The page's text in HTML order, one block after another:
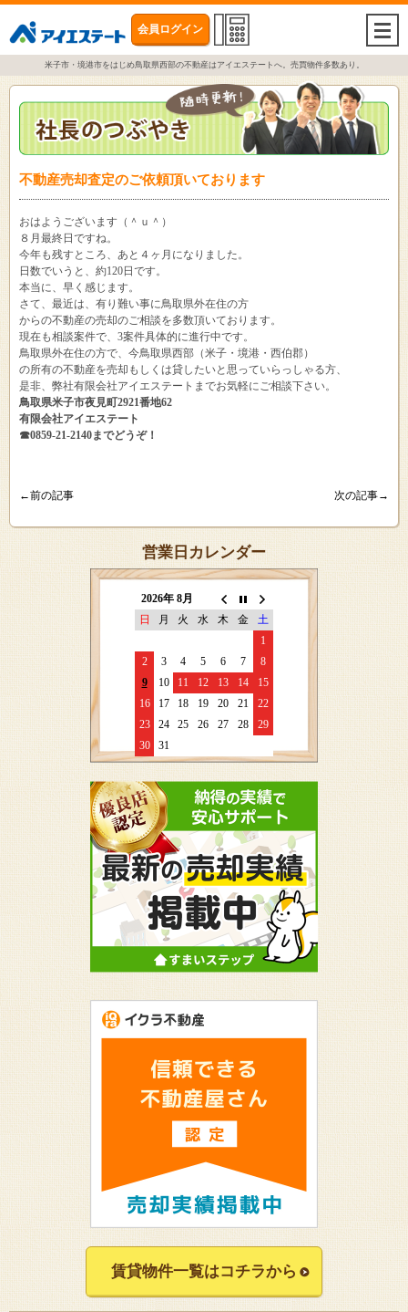
会員ログイン
米子市・境港市をはじめ鳥取県西部の不動産はアイエステートへ。売買物件多数あり。
不動産売却査定のご依頼頂いております
おはようございます（＾ｕ＾）
８月最終日ですね。
今年も残すところ、あと４ヶ月になりました。
日数でいうと、約120日です。
本当に、早く感じます。
さて、最近は、有り難い事に鳥取県外在住の方
からの不動産の売却のご相談を多数頂いております。
現在も相談案件で、3案件具体的に進行中です。
鳥取県外在住の方で、今鳥取県西部（米子・境港・西伯郡）
の所有の不動産を売却もしくは貸したいと思っていらっしゃる方、
是非、弊社有限会社アイエステートまでお気軽にご相談下さい。
鳥取県米子市夜見町2921番地62
有限会社アイエステート
☎0859-21-2140までどうぞ！
←前の記事 次の記事→
営業日カレンダー
2026年 8月
日
月 火 水 木 金
土
1
2
3 4 5 6 7
8
9
10 11 12 13 14
15
16
17 18 19 20 21
22
23
24 25 26 27 28
29
30
31
賃貸物件一覧はコチラから